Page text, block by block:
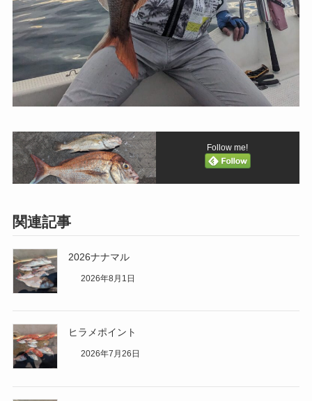
Follow me!
関連記事
2026ナナマル
2026年8月1日
ヒラメポイント
2026年7月26日